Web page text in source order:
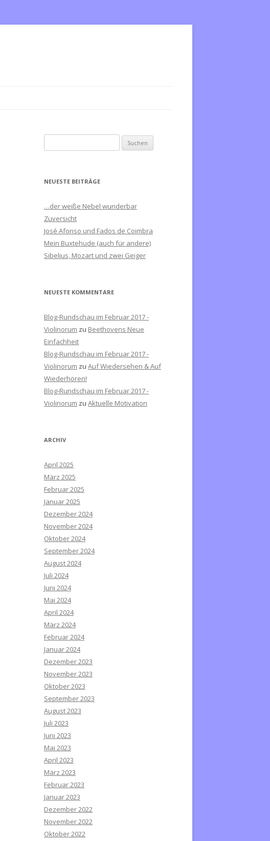
u
h
n
a
c
h
NEUESTE BEITRÄGE
…der weiße Nebel wunderbar
Zuversicht
José Afonso und Fados de Coimbra
Mein Buxtehude (auch für andere)
Sibelius, Mozart und zwei Geiger
NEUESTE KOMMENTARE
Blog-Rundschau im Februar 2017 -
Violinorum zu Beethovens Neue
Einfachheit
Blog-Rundschau im Februar 2017 -
Violinorum zu Auf Wiedersehen & Auf
Wiederhören!
Blog-Rundschau im Februar 2017 -
Violinorum zu Aktuelle Motivation
ARCHIV
April 2025
März 2025
Februar 2025
Januar 2025
Dezember 2024
November 2024
Oktober 2024
September 2024
August 2024
Juli 2024
Juni 2024
Mai 2024
April 2024
März 2024
Februar 2024
Januar 2024
Dezember 2023
November 2023
Oktober 2023
September 2023
August 2023
Juli 2023
Juni 2023
Mai 2023
April 2023
März 2023
Februar 2023
Januar 2023
Dezember 2022
November 2022
Oktober 2022